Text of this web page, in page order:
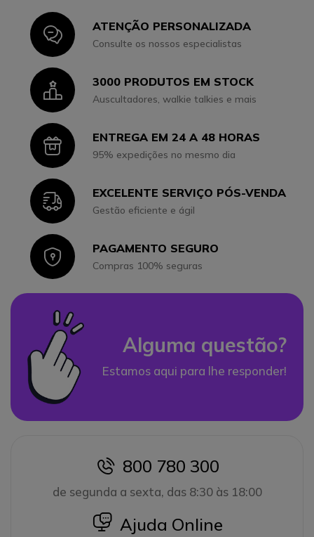
IconATENÇÃO PERSONALIZADA
Consulte os nossos especialistas
Icon3000 PRODUTOS EM STOCK
Auscultadores, walkie talkies e mais
IconENTREGA EM 24 A 48 HORAS
95% expedições no mesmo dia
IconEXCELENTE SERVIÇO PÓS-VENDA
Gestão eficiente e ágil
IconPAGAMENTO SEGURO
Compras 100% seguras
Alguma questão?
Estamos aqui para lhe responder!
icon
800 780 300
de segunda a sexta, das 8:30 às 18:00
icon
Ajuda Online